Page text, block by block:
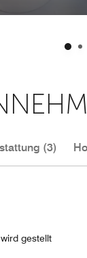
(3)
gestellt